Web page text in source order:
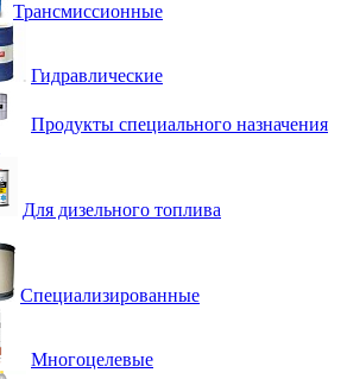
Трансмиссионные
Гидравлические
Продукты специального назначения
Для дизельного топлива
Специализированные
Многоцелевые